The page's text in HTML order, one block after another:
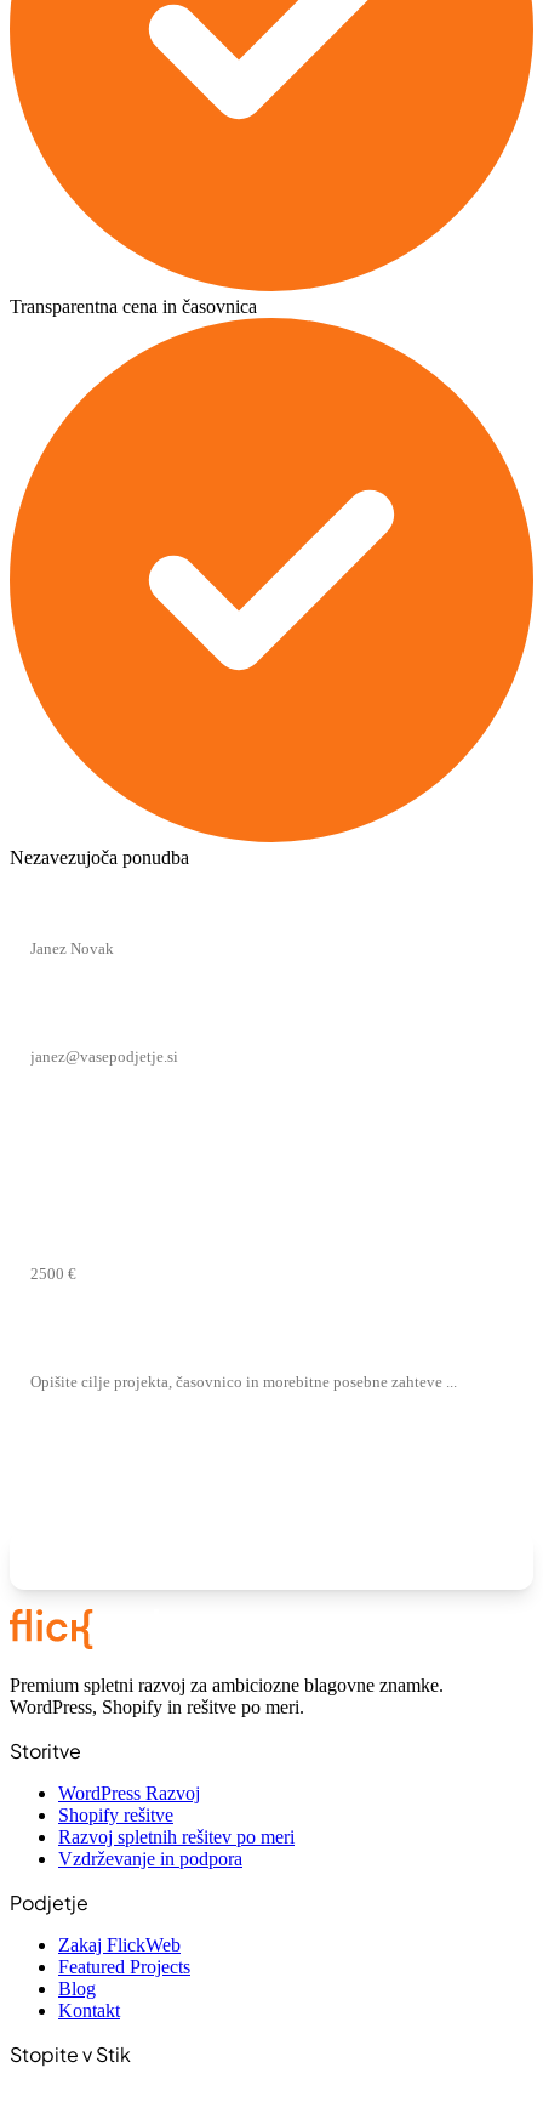
Transparentna cena in časovnica
Nezavezujoča ponudba
Premium spletni razvoj za ambiciozne blagovne znamke.
WordPress, Shopify in rešitve po meri.
Storitve
WordPress Razvoj
Shopify rešitve
Razvoj spletnih rešitev po meri
Vzdrževanje in podpora
Podjetje
Zakaj FlickWeb
Featured Projects
Blog
Kontakt
Stopite v Stik